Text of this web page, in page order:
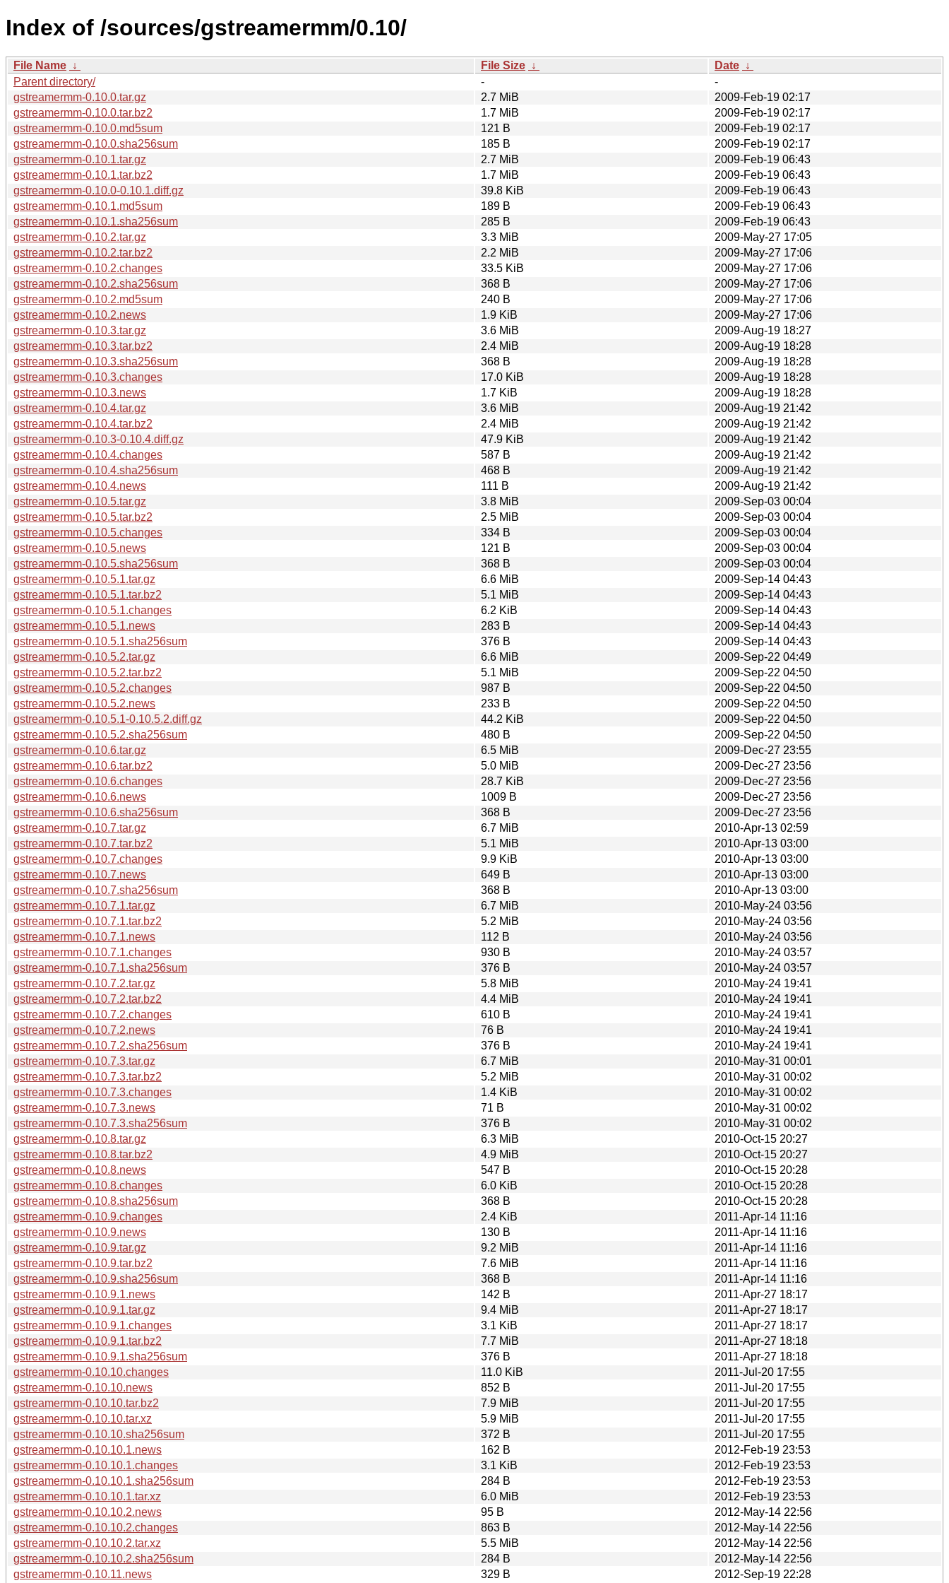
Index of /sources/gstreamermm/0.10/
File Name ↓ File Size ↓ Date ↓
Parent directory/
-
-
gstreamermm-0.10.0.tar.gz
2.7 MiB
2009-Feb-19 02:17
gstreamermm-0.10.0.tar.bz2
1.7 MiB
2009-Feb-19 02:17
gstreamermm-0.10.0.md5sum
121 B
2009-Feb-19 02:17
gstreamermm-0.10.0.sha256sum
185 B
2009-Feb-19 02:17
gstreamermm-0.10.1.tar.gz
2.7 MiB
2009-Feb-19 06:43
gstreamermm-0.10.1.tar.bz2
1.7 MiB
2009-Feb-19 06:43
gstreamermm-0.10.0-0.10.1.diff.gz
39.8 KiB
2009-Feb-19 06:43
gstreamermm-0.10.1.md5sum
189 B
2009-Feb-19 06:43
gstreamermm-0.10.1.sha256sum
285 B
2009-Feb-19 06:43
gstreamermm-0.10.2.tar.gz
3.3 MiB
2009-May-27 17:05
gstreamermm-0.10.2.tar.bz2
2.2 MiB
2009-May-27 17:06
gstreamermm-0.10.2.changes
33.5 KiB
2009-May-27 17:06
gstreamermm-0.10.2.sha256sum
368 B
2009-May-27 17:06
gstreamermm-0.10.2.md5sum
240 B
2009-May-27 17:06
gstreamermm-0.10.2.news
1.9 KiB
2009-May-27 17:06
gstreamermm-0.10.3.tar.gz
3.6 MiB
2009-Aug-19 18:27
gstreamermm-0.10.3.tar.bz2
2.4 MiB
2009-Aug-19 18:28
gstreamermm-0.10.3.sha256sum
368 B
2009-Aug-19 18:28
gstreamermm-0.10.3.changes
17.0 KiB
2009-Aug-19 18:28
gstreamermm-0.10.3.news
1.7 KiB
2009-Aug-19 18:28
gstreamermm-0.10.4.tar.gz
3.6 MiB
2009-Aug-19 21:42
gstreamermm-0.10.4.tar.bz2
2.4 MiB
2009-Aug-19 21:42
gstreamermm-0.10.3-0.10.4.diff.gz
47.9 KiB
2009-Aug-19 21:42
gstreamermm-0.10.4.changes
587 B
2009-Aug-19 21:42
gstreamermm-0.10.4.sha256sum
468 B
2009-Aug-19 21:42
gstreamermm-0.10.4.news
111 B
2009-Aug-19 21:42
gstreamermm-0.10.5.tar.gz
3.8 MiB
2009-Sep-03 00:04
gstreamermm-0.10.5.tar.bz2
2.5 MiB
2009-Sep-03 00:04
gstreamermm-0.10.5.changes
334 B
2009-Sep-03 00:04
gstreamermm-0.10.5.news
121 B
2009-Sep-03 00:04
gstreamermm-0.10.5.sha256sum
368 B
2009-Sep-03 00:04
gstreamermm-0.10.5.1.tar.gz
6.6 MiB
2009-Sep-14 04:43
gstreamermm-0.10.5.1.tar.bz2
5.1 MiB
2009-Sep-14 04:43
gstreamermm-0.10.5.1.changes
6.2 KiB
2009-Sep-14 04:43
gstreamermm-0.10.5.1.news
283 B
2009-Sep-14 04:43
gstreamermm-0.10.5.1.sha256sum
376 B
2009-Sep-14 04:43
gstreamermm-0.10.5.2.tar.gz
6.6 MiB
2009-Sep-22 04:49
gstreamermm-0.10.5.2.tar.bz2
5.1 MiB
2009-Sep-22 04:50
gstreamermm-0.10.5.2.changes
987 B
2009-Sep-22 04:50
gstreamermm-0.10.5.2.news
233 B
2009-Sep-22 04:50
gstreamermm-0.10.5.1-0.10.5.2.diff.gz
44.2 KiB
2009-Sep-22 04:50
gstreamermm-0.10.5.2.sha256sum
480 B
2009-Sep-22 04:50
gstreamermm-0.10.6.tar.gz
6.5 MiB
2009-Dec-27 23:55
gstreamermm-0.10.6.tar.bz2
5.0 MiB
2009-Dec-27 23:56
gstreamermm-0.10.6.changes
28.7 KiB
2009-Dec-27 23:56
gstreamermm-0.10.6.news
1009 B
2009-Dec-27 23:56
gstreamermm-0.10.6.sha256sum
368 B
2009-Dec-27 23:56
gstreamermm-0.10.7.tar.gz
6.7 MiB
2010-Apr-13 02:59
gstreamermm-0.10.7.tar.bz2
5.1 MiB
2010-Apr-13 03:00
gstreamermm-0.10.7.changes
9.9 KiB
2010-Apr-13 03:00
gstreamermm-0.10.7.news
649 B
2010-Apr-13 03:00
gstreamermm-0.10.7.sha256sum
368 B
2010-Apr-13 03:00
gstreamermm-0.10.7.1.tar.gz
6.7 MiB
2010-May-24 03:56
gstreamermm-0.10.7.1.tar.bz2
5.2 MiB
2010-May-24 03:56
gstreamermm-0.10.7.1.news
112 B
2010-May-24 03:56
gstreamermm-0.10.7.1.changes
930 B
2010-May-24 03:57
gstreamermm-0.10.7.1.sha256sum
376 B
2010-May-24 03:57
gstreamermm-0.10.7.2.tar.gz
5.8 MiB
2010-May-24 19:41
gstreamermm-0.10.7.2.tar.bz2
4.4 MiB
2010-May-24 19:41
gstreamermm-0.10.7.2.changes
610 B
2010-May-24 19:41
gstreamermm-0.10.7.2.news
76 B
2010-May-24 19:41
gstreamermm-0.10.7.2.sha256sum
376 B
2010-May-24 19:41
gstreamermm-0.10.7.3.tar.gz
6.7 MiB
2010-May-31 00:01
gstreamermm-0.10.7.3.tar.bz2
5.2 MiB
2010-May-31 00:02
gstreamermm-0.10.7.3.changes
1.4 KiB
2010-May-31 00:02
gstreamermm-0.10.7.3.news
71 B
2010-May-31 00:02
gstreamermm-0.10.7.3.sha256sum
376 B
2010-May-31 00:02
gstreamermm-0.10.8.tar.gz
6.3 MiB
2010-Oct-15 20:27
gstreamermm-0.10.8.tar.bz2
4.9 MiB
2010-Oct-15 20:27
gstreamermm-0.10.8.news
547 B
2010-Oct-15 20:28
gstreamermm-0.10.8.changes
6.0 KiB
2010-Oct-15 20:28
gstreamermm-0.10.8.sha256sum
368 B
2010-Oct-15 20:28
gstreamermm-0.10.9.changes
2.4 KiB
2011-Apr-14 11:16
gstreamermm-0.10.9.news
130 B
2011-Apr-14 11:16
gstreamermm-0.10.9.tar.gz
9.2 MiB
2011-Apr-14 11:16
gstreamermm-0.10.9.tar.bz2
7.6 MiB
2011-Apr-14 11:16
gstreamermm-0.10.9.sha256sum
368 B
2011-Apr-14 11:16
gstreamermm-0.10.9.1.news
142 B
2011-Apr-27 18:17
gstreamermm-0.10.9.1.tar.gz
9.4 MiB
2011-Apr-27 18:17
gstreamermm-0.10.9.1.changes
3.1 KiB
2011-Apr-27 18:17
gstreamermm-0.10.9.1.tar.bz2
7.7 MiB
2011-Apr-27 18:18
gstreamermm-0.10.9.1.sha256sum
376 B
2011-Apr-27 18:18
gstreamermm-0.10.10.changes
11.0 KiB
2011-Jul-20 17:55
gstreamermm-0.10.10.news
852 B
2011-Jul-20 17:55
gstreamermm-0.10.10.tar.bz2
7.9 MiB
2011-Jul-20 17:55
gstreamermm-0.10.10.tar.xz
5.9 MiB
2011-Jul-20 17:55
gstreamermm-0.10.10.sha256sum
372 B
2011-Jul-20 17:55
gstreamermm-0.10.10.1.news
162 B
2012-Feb-19 23:53
gstreamermm-0.10.10.1.changes
3.1 KiB
2012-Feb-19 23:53
gstreamermm-0.10.10.1.sha256sum
284 B
2012-Feb-19 23:53
gstreamermm-0.10.10.1.tar.xz
6.0 MiB
2012-Feb-19 23:53
gstreamermm-0.10.10.2.news
95 B
2012-May-14 22:56
gstreamermm-0.10.10.2.changes
863 B
2012-May-14 22:56
gstreamermm-0.10.10.2.tar.xz
5.5 MiB
2012-May-14 22:56
gstreamermm-0.10.10.2.sha256sum
284 B
2012-May-14 22:56
gstreamermm-0.10.11.news
329 B 2012-Sep-19 22:28